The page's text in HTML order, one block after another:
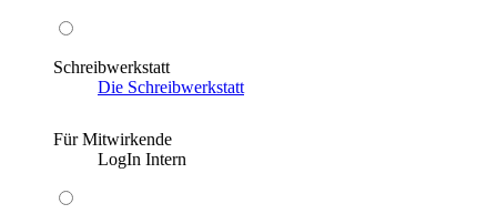
Schreibwerkstatt
Die Schreibwerkstatt
Für Mitwirkende
LogIn Intern